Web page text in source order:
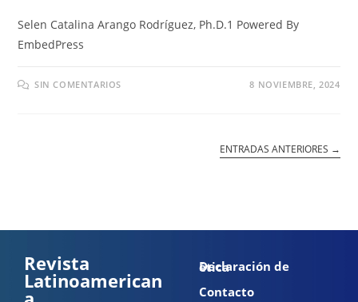
Selen Catalina Arango Rodríguez, Ph.D.1 Powered By
EmbedPress
SIN COMENTARIOS 8 NOVIEMBRE, 2024
ENTRADAS ANTERIORES →
Revista
Latinoamerican
Declaración de ética
Contacto